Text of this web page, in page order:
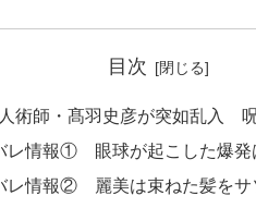
目次
術師・髙羽史彦が突如乱入
レ情報① 眼球が起こした爆発
レ情報② 麗美は束ねた髪をサ